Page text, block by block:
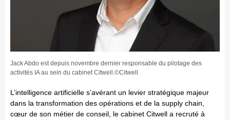
Jack Abdo est depuis novembre dernier responsable du pilotage des
activités IA au sein du cabinet Citwell.©Citwell
L’intelligence artificielle s’avérant un levier stratégique majeur
dans la transformation des opérations et de la supply chain,
cœur de son métier de conseil, le cabinet Citwell a recruté à